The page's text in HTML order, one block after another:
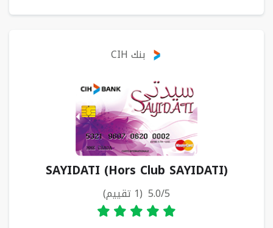
بنك CIH
SAYIDATI (Hors Club SAYIDATI)
5.0/5 (1 تقييم)